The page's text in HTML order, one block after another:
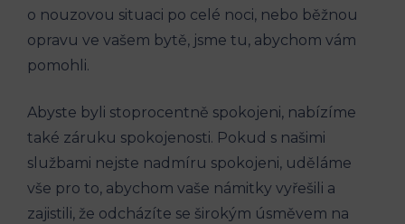
o nouzovou situaci po celé noci, nebo běžnou
opravu ve vašem bytě, jsme tu, abychom vám
pomohli.
Abyste byli stoprocentně spokojeni, nabízíme
také záruku spokojenosti. Pokud s našimi
službami nejste nadmíru spokojeni, uděláme
vše pro to, abychom vaše námitky vyřešili a
zajistili, že odcházíte se širokým úsměvem na